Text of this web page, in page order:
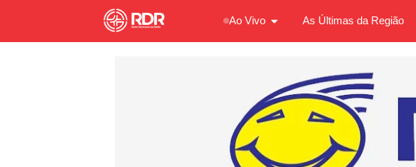
Ao Vivo As Últimas da Região